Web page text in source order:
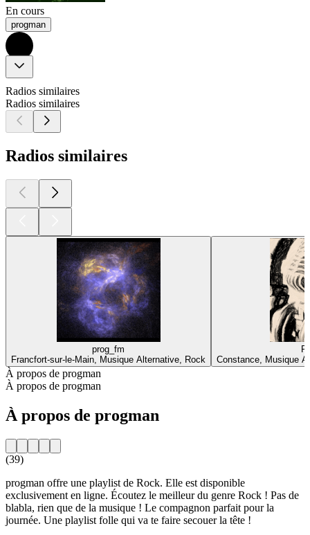
En cours
progman
Radios similaires
Radios similaires
Radios similaires
prog_fm
Francfort-sur-le-Main, Musique Alternative, Rock
Constance, Musique
À propos de progman
À propos de progman
À propos de progman
(39)
progman offre une playlist de Rock. Elle est disponible
exclusivement en ligne. Écoutez le meilleur du genre Rock ! Pas de
blabla, rien que de la musique ! Le compagnon parfait pour la
journée. Une playlist folle qui va te faire secouer la tête !